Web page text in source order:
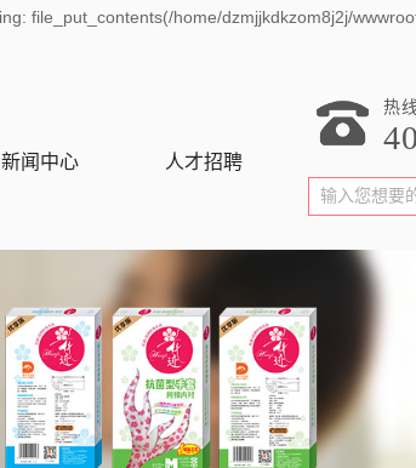
file_put_contents(/home/dzmjjkdkzom8j2j/
新闻中心
技术资讯
人才招聘
热